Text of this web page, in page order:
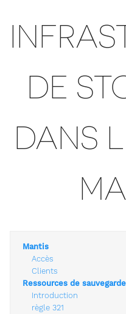
DE
DANS
Mantis
Accès
Clients
Ressources de sauvegarde
Introduction
règle 321